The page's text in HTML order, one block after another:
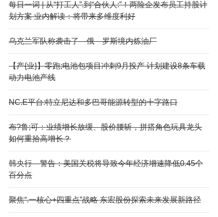
每日一词 | 从“打工人”.到“合伙人:”！两险企发布员工持股计
划方案 业内解读：将带来多维度利好
乌克兰军队称袭击了—俄—罗斯境内炼油厂
【产{业}】零跑;电池包项目冲刺9月投产 计划建设8条车载
动力电池产线
NC.E平台:特立尼达和多巴哥能源转型的十字路口
布?鲁;可：业绩增长放缓、股价腰斩，拼搭角色玩具龙头
如何重拾高增长？
韩央行—警告：美国关税将导致今年经济增速降低0.45个
百分点
聚焦“.一核心+四重点”战略 东宏股份探索未来发展新路径